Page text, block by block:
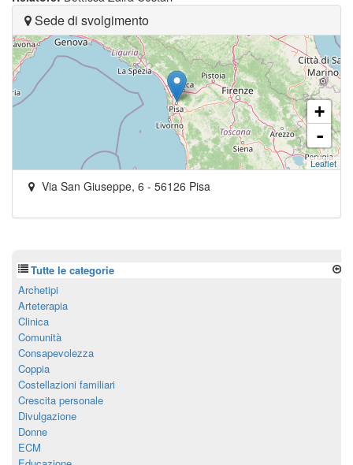
Sede di svolgimento
+
-
Leaflet
Via San Giuseppe, 6 - 56126 Pisa
Tutte le categorie
Archetipi
Arteterapia
Clinica
Comunità
Consapevolezza
Coppia
Costellazioni familiari
Crescita personale
Divulgazione
Donne
ECM